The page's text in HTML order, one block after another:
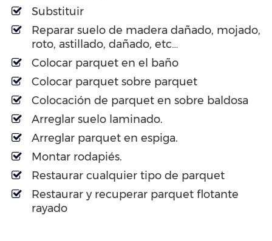
Substituir
Reparar suelo de madera dañado, mojado,
roto, astillado, dañado, etc…
Colocar parquet en el baño
Colocar parquet sobre parquet
Colocación de parquet en sobre baldosa
Arreglar suelo laminado.
Arreglar parquet en espiga.
Montar rodapiés.
Restaurar cualquier tipo de parquet
Restaurar y recuperar parquet flotante
rayado